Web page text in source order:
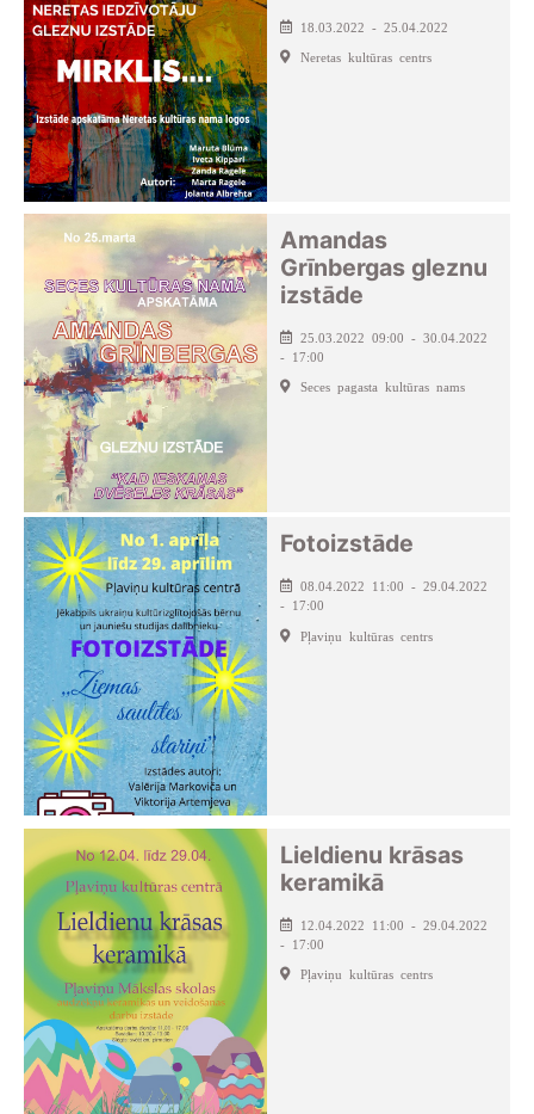
18.03.2022 - 25.04.2022
Neretas kultūras centrs
Amandas
Grīnbergas gleznu
izstāde
25.03.2022 09:00 - 30.04.2022
- 17:00
Seces pagasta kultūras nams
Fotoizstāde
08.04.2022 11:00 - 29.04.2022
- 17:00
Pļaviņu kultūras centrs
Lieldienu krāsas
keramikā
12.04.2022 11:00 - 29.04.2022
- 17:00
Pļaviņu kultūras centrs